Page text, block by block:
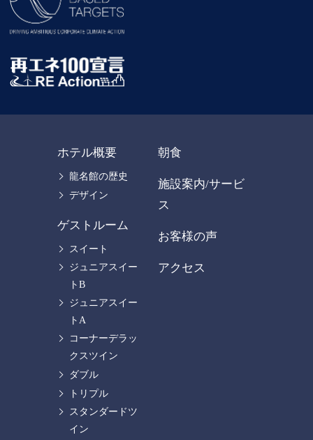
ホテル概要
龍名館の歴史
デザイン
ゲストルーム
スイート
ジュニアスイー
トB
ジュニアスイー
トA
コーナーデラッ
クスツイン
ダブル
トリプル
スタンダードツ
イン
朝食
施設案内/サービ
ス
お客様の声
アクセス